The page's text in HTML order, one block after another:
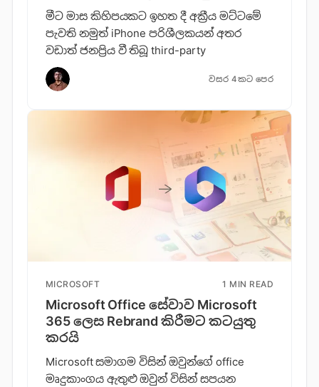
මීට මාස කිහිපයකට ඉහත දී අක්‍රීය මට්ටමේ
පැවති නමුත් iPhone පරිශීලකයන් අතර
වඩාත් ජනප්‍රිය වී තිබූ third-party
වසර 4කට පෙර
MICROSOFT 1 MIN READ
Microsoft Office සේවාව Microsoft
365 ලෙස Rebrand කිරීමට කටයුතු
කරයි
Microsoft සමාගම විසින් ඔවුන්ගේ office
මෘදුකාංගය ඇතුළු ඔවුන් විසින් සපයන